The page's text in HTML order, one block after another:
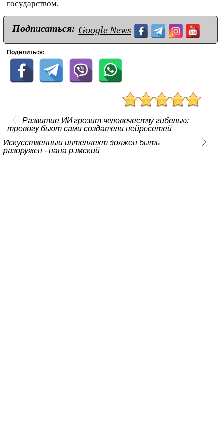
государством.
Подписаться: Google News
Поделиться:
Развитие ИИ грозит человечеству гибелью:
тревогу бьют сами создатели нейросетей
Искусственный интеллект должен быть
разоружен - папа римский